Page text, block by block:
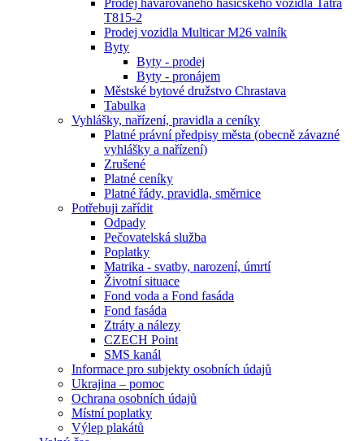
Prodej havarovaného hasičského vozidla Tatra
T815-2
Prodej vozidla Multicar M26 valník
Byty
Byty - prodej
Byty - pronájem
Městské bytové družstvo Chrastava
Tabulka
Vyhlášky, nařízení, pravidla a ceníky
Platné právní předpisy města (obecně závazné
vyhlášky a nařízení)
Zrušené
Platné ceníky
Platné řády, pravidla, směrnice
Potřebuji zařídit
Odpady
Pečovatelská služba
Poplatky
Matrika - svatby, narození, úmrtí
Životní situace
Fond voda a Fond fasáda
Fond fasáda
Ztráty a nálezy
CZECH Point
SMS kanál
Informace pro subjekty osobních údajů
Ukrajina – pomoc
Ochrana osobních údajů
Místní poplatky
Výlep plakátů